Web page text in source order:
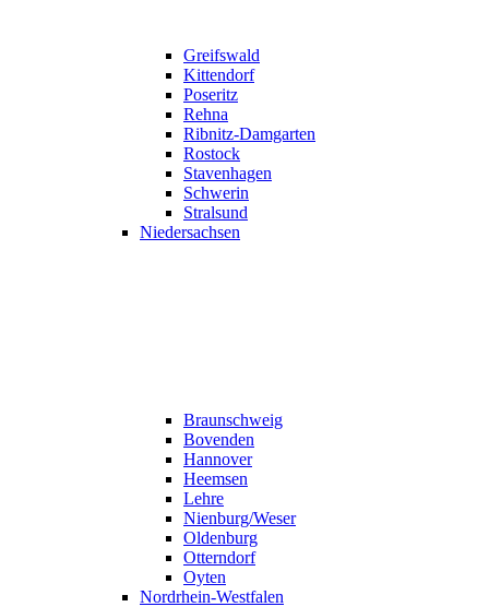
Greifswald
Kittendorf
Poseritz
Rehna
Ribnitz-Damgarten
Rostock
Stavenhagen
Schwerin
Stralsund
Niedersachsen
Braunschweig
Bovenden
Hannover
Heemsen
Lehre
Nienburg/Weser
Oldenburg
Otterndorf
Oyten
Nordrhein-Westfalen